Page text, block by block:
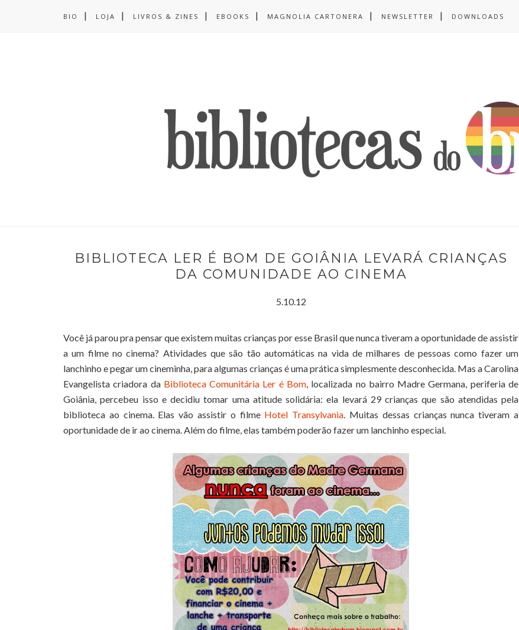
BIO LOJA LIVROS & ZINES EBOOKS MAGNOLIA CARTONERA NEWSLETTER DOWNLOADS
BIBLIOTECA LER É BOM DE GOIÂNIA LEVARÁ CRIANÇAS
DA COMUNIDADE AO CINEMA
5.10.12
Você já parou pra pensar que existem muitas crianças por esse Brasil que nunca tiveram a oportunidade de assistir
a um filme no cinema? Atividades que são tão automáticas na vida de milhares de pessoas como fazer um
lanchinho e pegar um cineminha, para algumas crianças é uma prática simplesmente desconhecida. Mas a Carolina
Evangelista criadora da Biblioteca Comunitária Ler é Bom, localizada no bairro Madre Germana, periferia de
Goiânia, percebeu isso e decidiu tomar uma atitude solidária: ela levará 29 crianças que são atendidas pela
biblioteca ao cinema. Elas vão assistir o filme Hotel Transylvania. Muitas dessas crianças nunca tiveram a
oportunidade de ir ao cinema. Além do filme, elas também poderão fazer um lanchinho especial.